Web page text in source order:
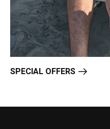
SPECIAL OFFERS